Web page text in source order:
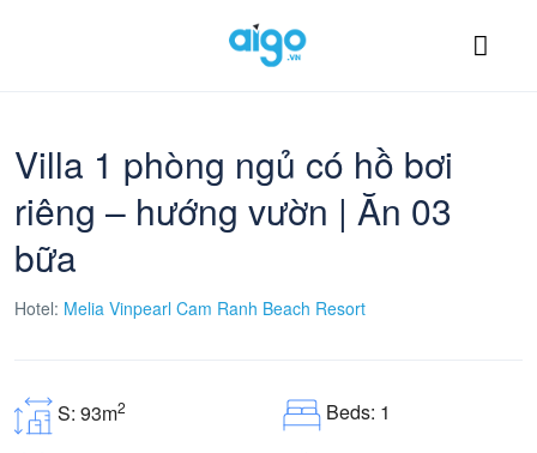
Villa 1 phòng ngủ có hồ bơi
riêng – hướng vườn | Ăn 03
bữa
Hotel: Melia Vinpearl Cam Ranh Beach Resort
S: 93m2 Beds: 1